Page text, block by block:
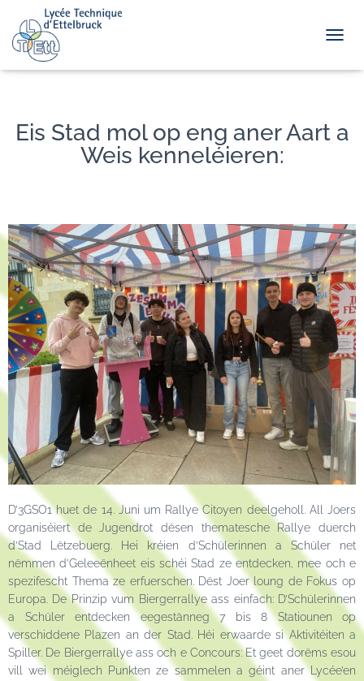
Eis Stad mol op eng aner Aart a
Weis kenneléieren:
D’3GSO1 huet de 14. Juni um Rallye Citoyen deelgeholl. All Joers
organiséiert de Jugendrot dësen thematesche Rallye duerch
d’Stad Lëtzebuerg. Hei kréien d’Schülerinnen a Schüler net
nëmmen d’Geleeënheet eis schéi Stad ze entdecken, mee och e
spezifescht Thema ze erfuerschen. Dëst Joer loung de Fokus op
Europa. De Prinzip vum Biergerrallye ass einfach: D’Schülerinnen
a Schüler entdecken eegestänneg 7 bis 8 Statiounen op
verschiddene Plazen an der Stad. Héi erwaarde si Aktivitéiten a
Spiller. De Biergerrallye ass och e Concours: Et geet dorëms esou
vill wei méiglech Punkten ze sammelen a géint aner Lycée’en